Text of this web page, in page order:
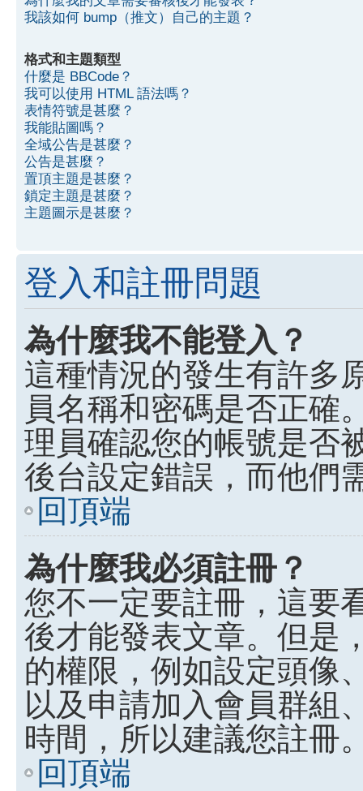
我該如何 bump（推文）自己的主題？
格式和主題類型
什麼是 BBCode？
我可以使用 HTML 語法嗎？
表情符號是甚麼？
我能貼圖嗎？
全域公告是甚麼？
公告是甚麼？
置頂主題是甚麼？
鎖定主題是甚麼？
主題圖示是甚麼？
登入和註冊問題
為什麼我不能登入？
這種情況的發生有許多
員名稱和密碼是否正確
理員確認您的帳號是否
後台設定錯誤，而他們
回頂端
為什麼我必須註冊？
您不一定要註冊，這要
後才能發表文章。但是
的權限，例如設定頭像
以及申請加入會員群組
時間，所以建議您註冊
回頂端